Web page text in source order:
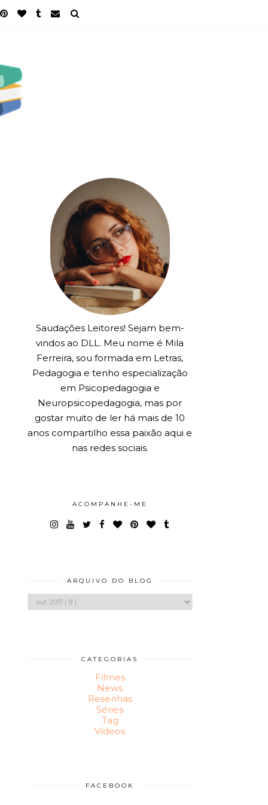
Saudações Leitores! Sejam bem-
vindos ao DLL. Meu nome é Mila
Ferreira, sou formada em Letras,
Pedagogia e tenho especialização
em Psicopedagogia e
Neuropsicopedagogia, mas por
gostar muito de ler há mais de 10
anos compartilho essa paixão aqui e
nas redes sociais.
ACOMPANHE-ME
ARQUIVO DO BLOG
CATEGORIAS
Filmes
News
Resenhas
Séries
Tag
Vídeos
FACEBOOK